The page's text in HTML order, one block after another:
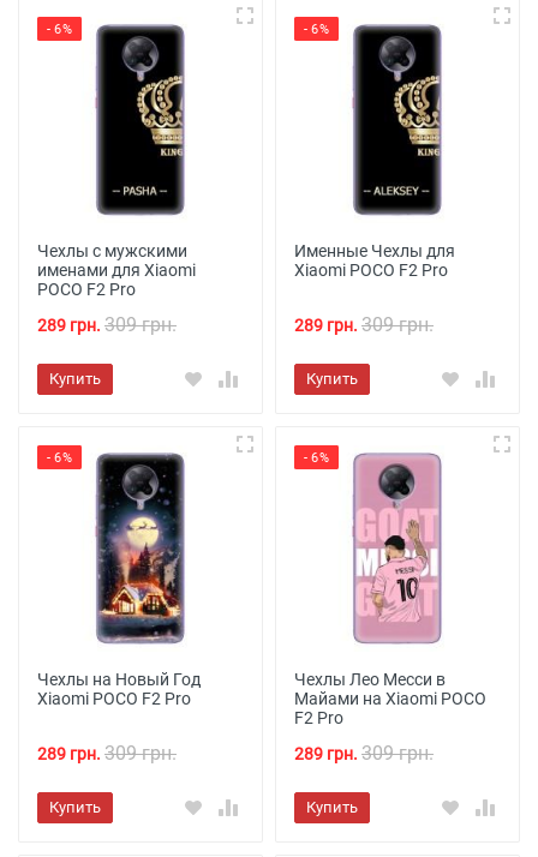
- 6%
Чехлы с мужскими
именами для Xiaomi
POCO F2 Pro
289 грн. 309 грн.
Купить
- 6%
Именные Чехлы для
Xiaomi POCO F2 Pro
289 грн. 309 грн.
Купить
- 6%
Чехлы на Новый Год
Xiaomi POCO F2 Pro
289 грн. 309 грн.
Купить
- 6%
Чехлы Лео Месси в
Майами на Xiaomi POCO
F2 Pro
289 грн. 309 грн.
Купить